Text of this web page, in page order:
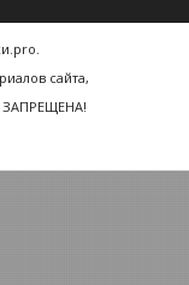
сайта,
ЗАПРЕЩЕНА!